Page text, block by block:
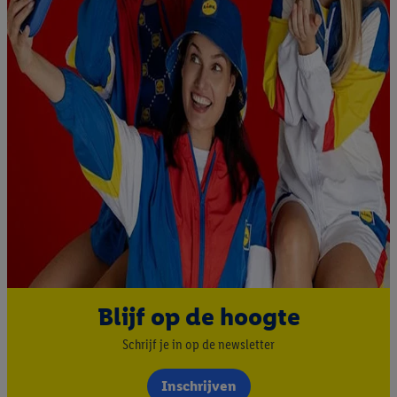
Blijf op de hoogte
Schrijf je in op de newsletter
Inschrijven
impressum hier.